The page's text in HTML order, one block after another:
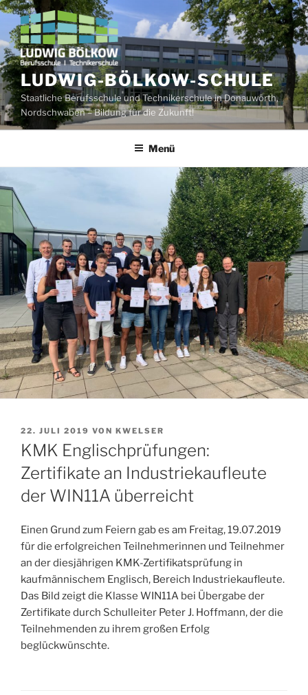
Zum
Inhalt
springen
LUDWIG-BÖLKOW-SCHULE
Staatliche Berufsschule und Technikerschule in Donauwörth,
Nordschwaben – Bildung für die Zukunft!
Menü
VERÖFFENTLICHT
AM
22. JULI 2019 VON KWELSER
KMK Englischprüfungen:
Zertifikate an Industriekaufleute
der WIN11A überreicht
Einen Grund zum Feiern gab es am Freitag, 19.07.2019
für die erfolgreichen Teilnehmerinnen und Teilnehmer
an der diesjährigen KMK-Zertifikatsprüfung in
kaufmännischem Englisch, Bereich Industriekaufleute.
Das Bild zeigt die Klasse WIN11A bei Übergabe der
Zertifikate durch Schulleiter Peter J. Hoffmann, der die
Teilnehmenden zu ihrem großen Erfolg
beglückwünschte.